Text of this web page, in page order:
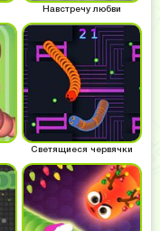
Навстречу любви
Светящиеся червячки